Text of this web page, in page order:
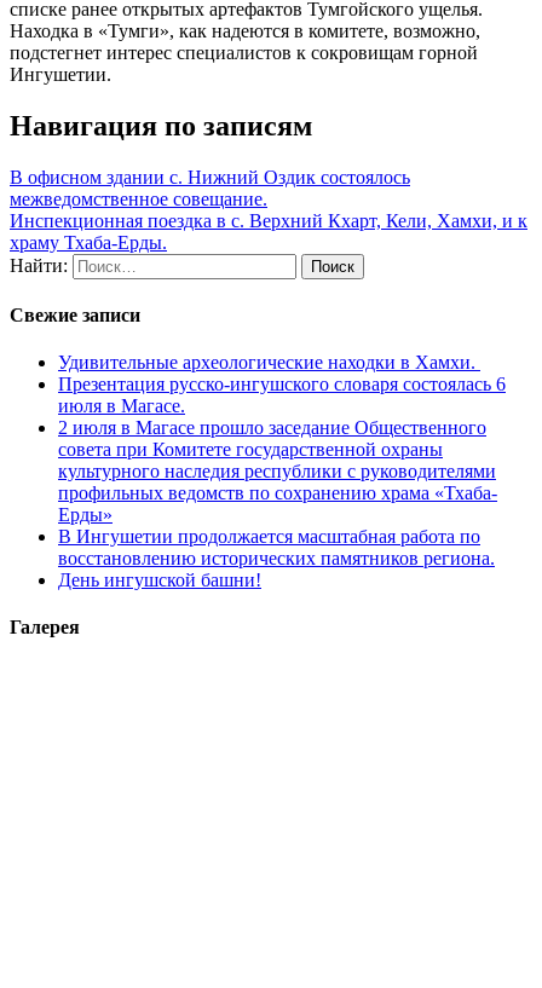
списке ранее открытых артефактов Тумгойского ущелья.
Находка в «Тумги», как надеются в комитете, возможно,
подстегнет интерес специалистов к сокровищам горной
Ингушетии.
Навигация по записям
В офисном здании с. Нижний Оздик состоял­ось
межведомственное совещание.
Инспекционная поездка в с. Верхний Кхарт, Кели, Хамхи, и к
храму Тхаба-Ерды.
Найти:
Свежие записи
Удивительные археологические находки в Хамхи.
Презентация русско-ингушского словаря состоялась 6
июля в Магасе.
2 июля в Магасе прошло заседание Общественного
совета при Комитете государственной охраны
культурного наследия республики с руководителями
профильных ведомств по сохранению храма «Тхаба-
Ерды»
В Ингушетии продолжается масштабная работа по
восстановлению исторических памятников региона.
День ингушской башни!
Галерея